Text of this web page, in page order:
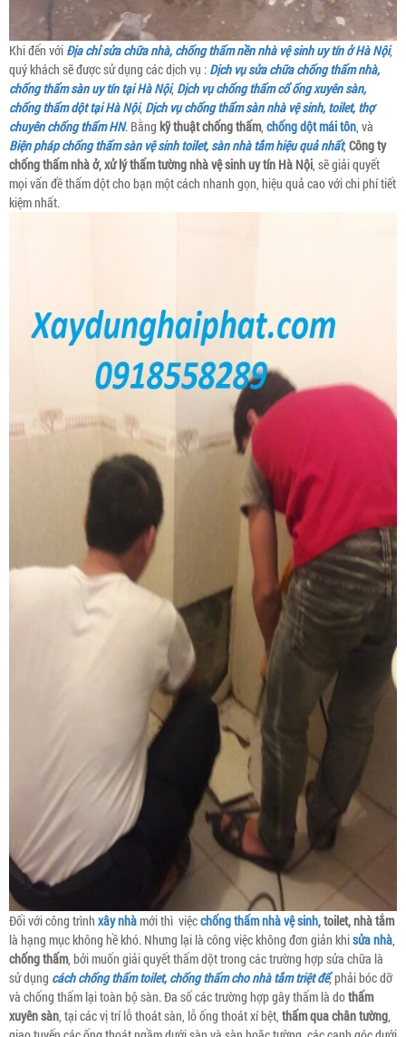
Khi đến với Địa chỉ sửa chữa nhà, chống thấm nền nhà vệ sinh uy tín ở Hà Nội,
quý khách sẽ được sử dụng các dịch vụ : Dịch vụ sửa chữa chống thấm nhà,
chống thấm sàn uy tín tại Hà Nội, Dịch vụ chống thấm cổ ống xuyên sàn,
chống thấm dột tại Hà Nội, Dịch vụ chống thấm sàn nhà vệ sinh, toilet, thợ
chuyên chống thấm HN. Bằng kỹ thuật chống thấm, chống dột mái tôn, và
Biện pháp chống thấm sàn vệ sinh toilet, sàn nhà tắm hiệu quả nhất, Công ty
chống thấm nhà ở, xử lý thấm tường nhà vệ sinh uy tín Hà Nội, sẽ giải quyết
mọi vấn đề thấm dột cho bạn một cách nhanh gọn, hiệu quả cao với chi phí tiết
kiệm nhất.
Đối với công trình xây nhàmới thì việcchống thấm nhà vệ sinh, toilet, nhà tắm
là hạng mục không hề khó. Nhưng lại là công việc không đơn giản khisửa nhà,
chống thấm, bởi muốn giải quyết thấm dột trong các trường hợp sửa chữa là
sử dụng cách chống thấm toilet, chống thấm cho nhà tắm triệt để, phải bóc dỡ
và chống thấm lại toàn bộ sàn. Đa số các trường hợp gây thấm là dothấm
xuyên sàn, tại các vị trí lỗ thoát sàn, lỗ ống thoát xí bệt, thấm qua chân tường,